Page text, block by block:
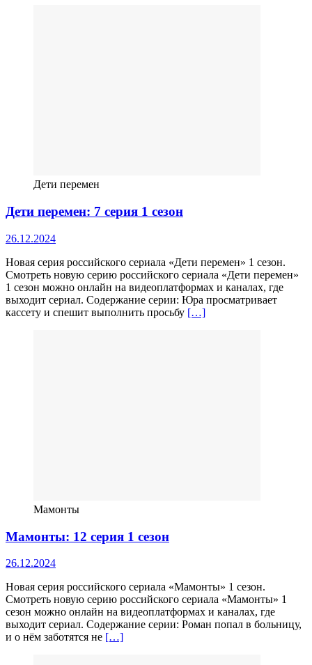
Дети перемен
Дети перемен: 7 серия 1 сезон
26.12.2024
Новая серия российского сериала «Дети перемен» 1 сезон.
Смотреть новую серию российского сериала «Дети перемен»
1 сезон можно онлайн на видеоплатформах и каналах, где
выходит сериал. Содержание серии: Юра просматривает
кассету и спешит выполнить просьбу […]
Мамонты
Мамонты: 12 серия 1 сезон
26.12.2024
Новая серия российского сериала «Мамонты» 1 сезон.
Смотреть новую серию российского сериала «Мамонты» 1
сезон можно онлайн на видеоплатформах и каналах, где
выходит сериал. Содержание серии: Роман попал в больницу,
и о нём заботятся не […]